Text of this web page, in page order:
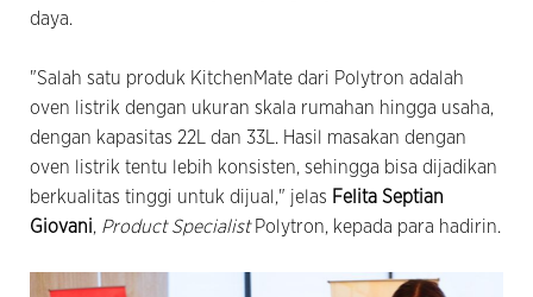
daya.
"Salah satu produk KitchenMate dari Polytron adalah
oven listrik dengan ukuran skala rumahan hingga usaha,
dengan kapasitas 22L dan 33L. Hasil masakan dengan
oven listrik tentu lebih konsisten, sehingga bisa dijadikan
berkualitas tinggi untuk dijual," jelas Felita Septian
Giovani, Product SpecialistPolytron, kepada para hadirin.